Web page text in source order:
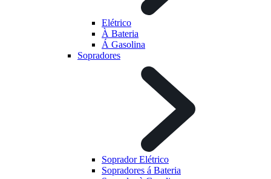
Elétrico
À Bateria
Á Gasolina
Sopradores
Soprador Elétrico
Sopradores á Bateria